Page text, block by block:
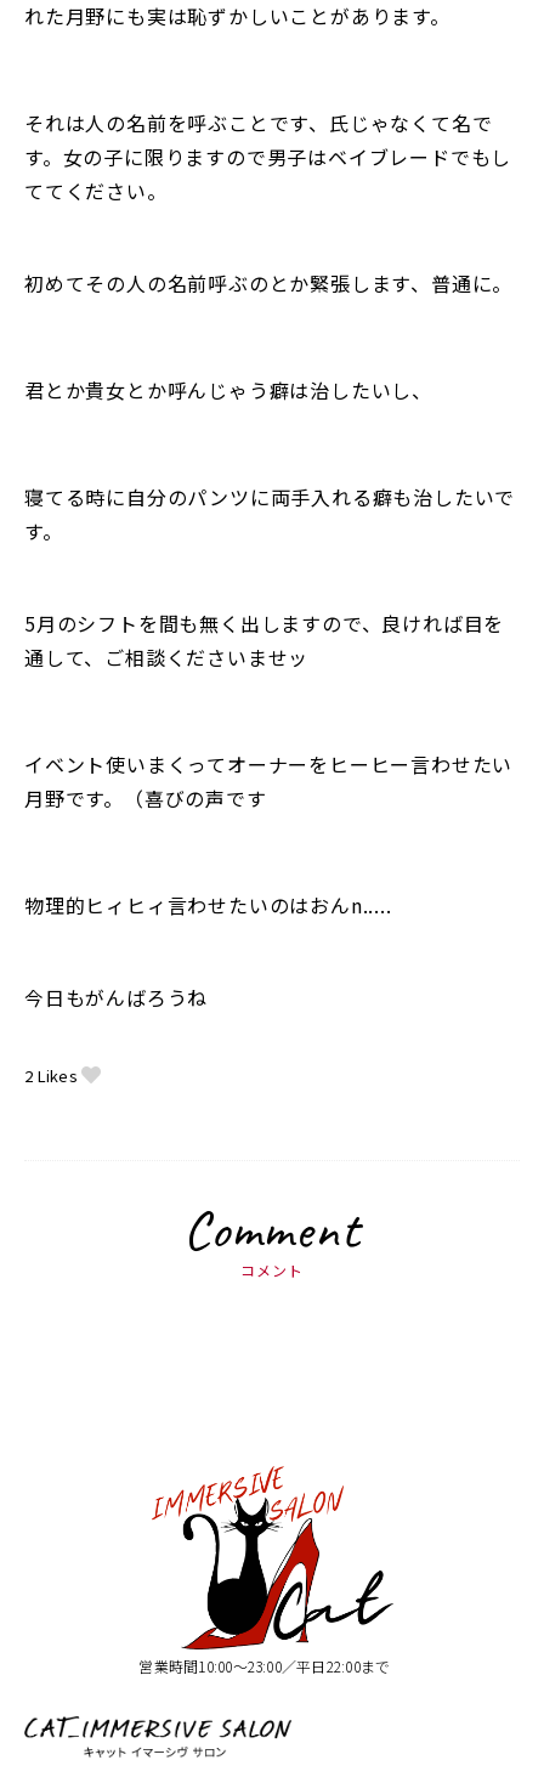
れた月野にも実は恥ずかしいことがあります。
それは人の名前を呼ぶことです、氏じゃなくて名で
す。女の子に限りますので男子はベイブレードでもし
ててください。
初めてその人の名前呼ぶのとか緊張します、普通に。
君とか貴女とか呼んじゃう癖は治したいし、
寝てる時に自分のパンツに両手入れる癖も治したいで
す。
5月のシフトを間も無く出しますので、良ければ目を
通して、ご相談くださいませッ
イベント使いまくってオーナーをヒーヒー言わせたい
月野です。（喜びの声です
物理的ヒィヒィ言わせたいのはおんn.....
今日もがんばろうね
2 Likes
Comment
コメント
営業時間10:00〜23:00／平日22:00まで